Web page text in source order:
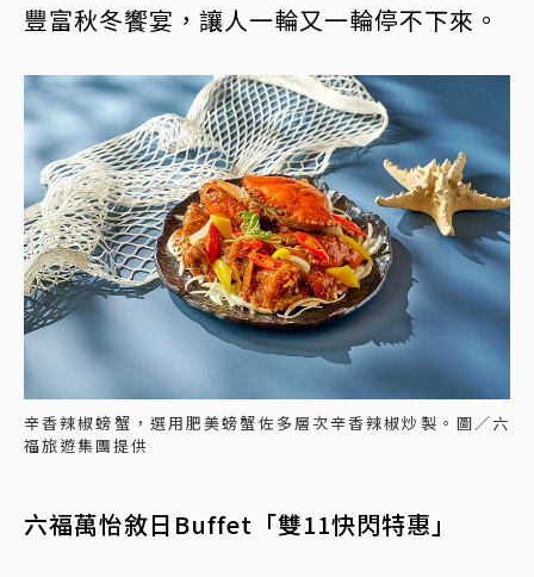
豐富秋冬饗宴，讓人一輪又一輪停不下來。
辛香辣椒螃蟹，選用肥美螃蟹佐多層次辛香辣椒炒製。圖／六
福旅遊集團提供
六福萬怡敘日Buffet「雙11快閃特惠」